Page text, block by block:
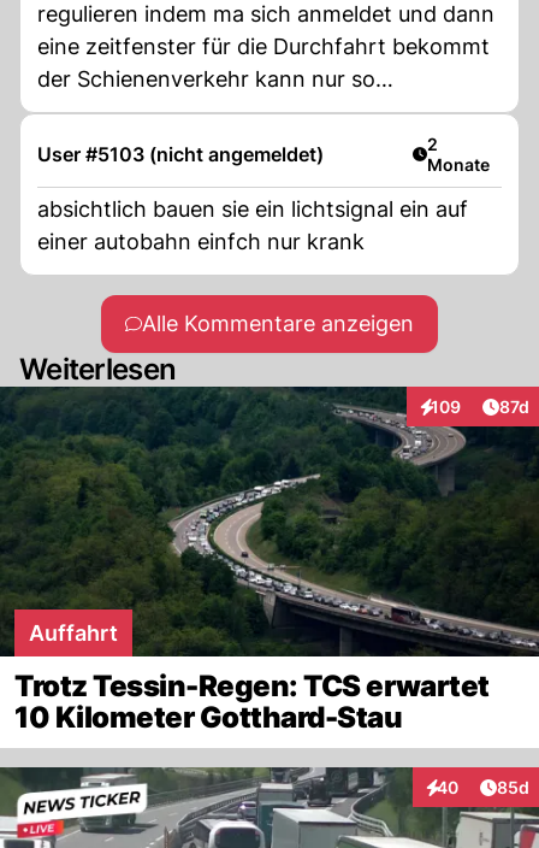
regulieren indem ma sich anmeldet und dann
eine zeitfenster für die Durchfahrt bekommt
der Schienenverkehr kann nur so
funktionieren
User #5103 (nicht angemeldet) Artikel
2
Monate
absichtlich bauen sie ein lichtsignal ein auf
einer autobahn einfch nur krank
Alle Kommentare anzeigen
Weiterlesen
109
Interaktionen
87d
Auffahrt
Trotz Tessin-Regen: TCS erwartet
10 Kilometer Gotthard-Stau
40
Interaktionen
85d